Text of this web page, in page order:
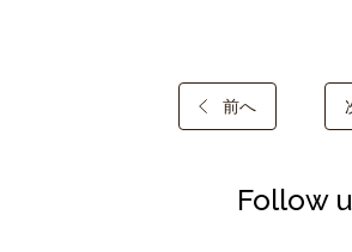
前へ
Follow